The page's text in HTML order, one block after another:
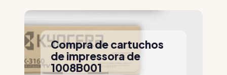
Compra de cartuchos
de impressora de
1008B001